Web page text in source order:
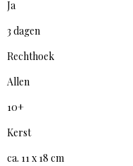
Ja
3 dagen
Rechthoek
Allen
10+
Kerst
ca. 11 x 18 cm